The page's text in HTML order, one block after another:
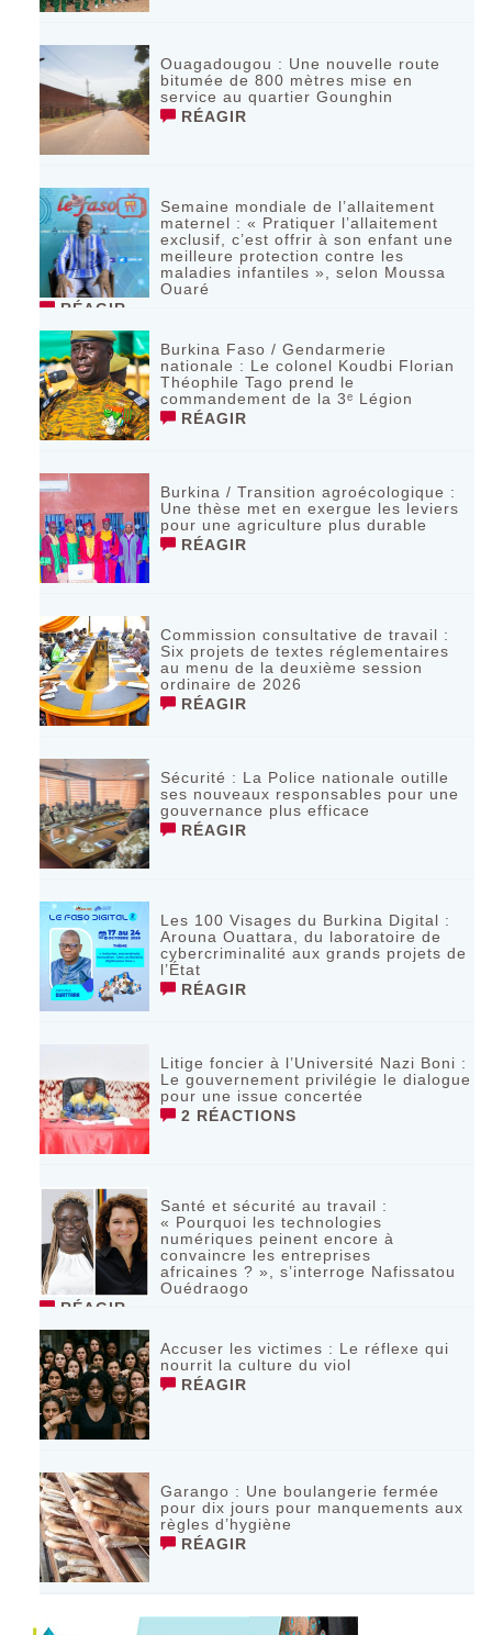
Ouagadougou : Une nouvelle route
bitumée de 800 mètres mise en
service au quartier Gounghin
RÉAGIR
Semaine mondiale de l’allaitement
maternel : « Pratiquer l’allaitement
exclusif, c’est offrir à son enfant une
meilleure protection contre les
maladies infantiles », selon Moussa
Ouaré
RÉAGIR
Burkina Faso / Gendarmerie
nationale : Le colonel Koudbi Florian
Théophile Tago prend le
commandement de la 3ᵉ Légion
RÉAGIR
Burkina / Transition agroécologique :
Une thèse met en exergue les leviers
pour une agriculture plus durable
RÉAGIR
Commission consultative de travail :
Six projets de textes réglementaires
au menu de la deuxième session
ordinaire de 2026
RÉAGIR
Sécurité : La Police nationale outille
ses nouveaux responsables pour une
gouvernance plus efficace
RÉAGIR
Les 100 Visages du Burkina Digital :
Arouna Ouattara, du laboratoire de
cybercriminalité aux grands projets de
l’État
RÉAGIR
Litige foncier à l’Université Nazi Boni :
Le gouvernement privilégie le dialogue
pour une issue concertée
2 RÉACTIONS
Santé et sécurité au travail :
« Pourquoi les technologies
numériques peinent encore à
convaincre les entreprises
africaines ? », s’interroge Nafissatou
Ouédraogo
RÉAGIR
Accuser les victimes : Le réflexe qui
nourrit la culture du viol
RÉAGIR
Garango : Une boulangerie fermée
pour dix jours pour manquements aux
règles d’hygiène
RÉAGIR